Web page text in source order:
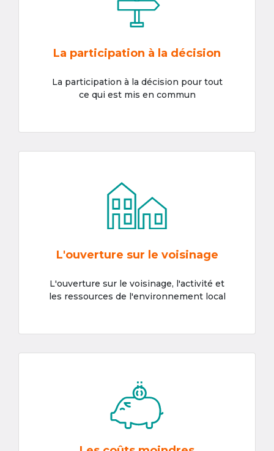
La participation à la décision
La participation à la décision pour tout
ce qui est mis en commun
L'ouverture sur le voisinage
L'ouverture sur le voisinage, l'activité et
les ressources de l'environnement local